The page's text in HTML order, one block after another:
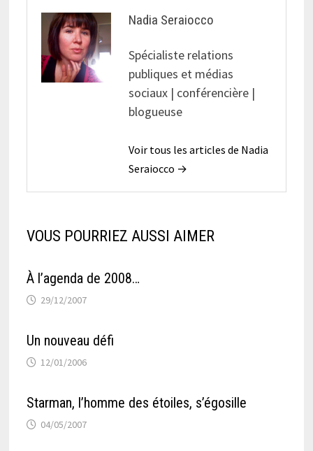
Nadia Seraiocco
Spécialiste relations
publiques et médias
sociaux | conférencière |
blogueuse
Voir tous les articles de Nadia
Seraiocco →
VOUS POURRIEZ AUSSI AIMER
À l’agenda de 2008…
29/12/2007
Un nouveau défi
12/01/2006
Starman, l’homme des étoiles, s’égosille
04/05/2007